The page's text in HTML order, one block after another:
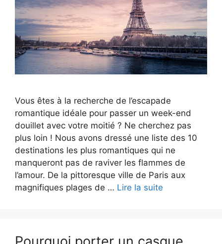
Vous êtes à la recherche de l’escapade
romantique idéale pour passer un week-end
douillet avec votre moitié ? Ne cherchez pas
plus loin ! Nous avons dressé une liste des 10
destinations les plus romantiques qui ne
manqueront pas de raviver les flammes de
l’amour. De la pittoresque ville de Paris aux
magnifiques plages de … Lire la suite